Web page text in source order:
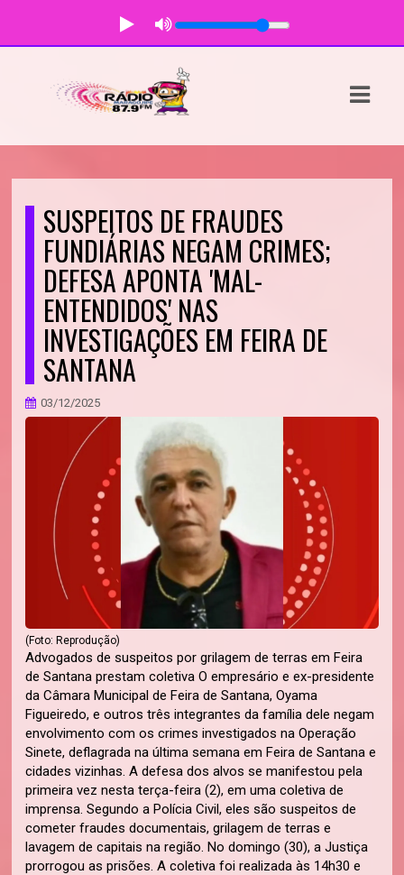
SUSPEITOS DE FRAUDES
FUNDIÁRIAS NEGAM CRIMES;
DEFESA APONTA 'MAL-
ENTENDIDOS' NAS
INVESTIGAÇÕES EM FEIRA DE
SANTANA
03/12/2025
(Foto: Reprodução)
Advogados de suspeitos por grilagem de terras em Feira
de Santana prestam coletiva O empresário e ex-presidente
da Câmara Municipal de Feira de Santana, Oyama
Figueiredo, e outros três integrantes da família dele negam
envolvimento com os crimes investigados na Operação
Sinete, deflagrada na última semana em Feira de Santana e
cidades vizinhas. A defesa dos alvos se manifestou pela
primeira vez nesta terça-feira (2), em uma coletiva de
imprensa. Segundo a Polícia Civil, eles são suspeitos de
cometer fraudes documentais, grilagem de terras e
lavagem de capitais na região. No domingo (30), a Justiça
prorrogou as prisões. A coletiva foi realizada às 14h30 e